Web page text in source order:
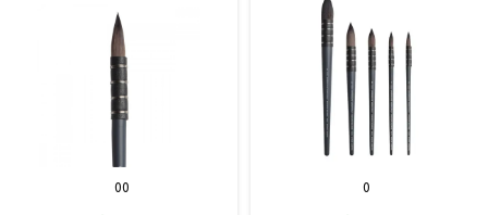
00 0